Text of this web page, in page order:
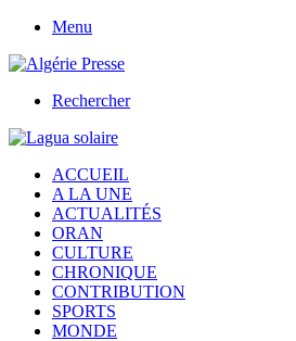
Menu
Rechercher
ACCUEIL
A LA UNE
ACTUALITÉS
ORAN
CULTURE
CHRONIQUE
CONTRIBUTION
SPORTS
MONDE